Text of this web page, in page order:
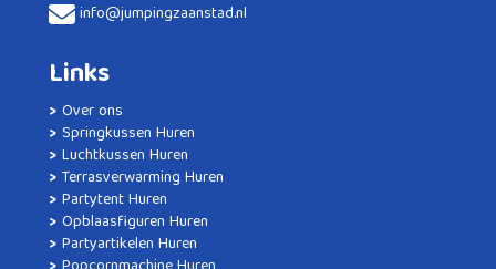
info@jumpingzaanstad.nl
Links
Over ons
Springkussen Huren
Luchtkussen Huren
Terrasverwarming Huren
Partytent Huren
Opblaasfiguren Huren
Partyartikelen Huren